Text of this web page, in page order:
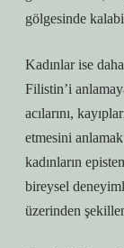
gölgesinde
Kadınlar ise
Filistin’i
acılarını,
etmesini
kadınların
bireysel
üzerinden